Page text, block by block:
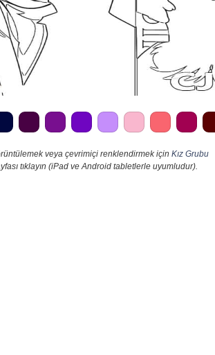
veya çevrimiçi renklendirmek için Kız Grubu
tıklayın (iPad ve Android tabletlerle uyumludur).